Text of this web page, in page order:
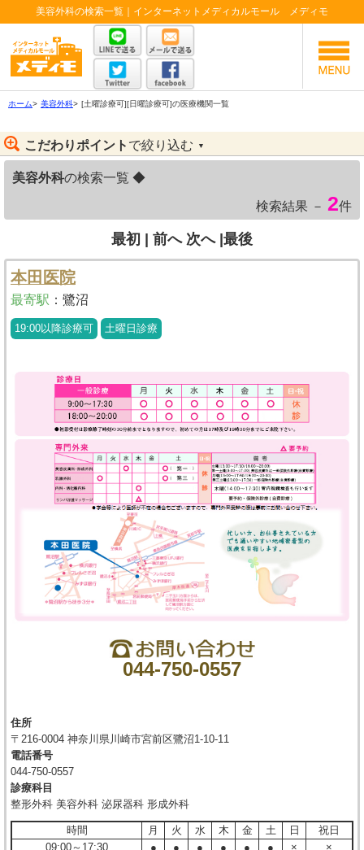
美容外科の検索一覧｜インターネットメディカルモール メディモ
ホーム> 美容外科> [土曜診療可][日曜診療可]の医療機関一覧
こだわりポイント で絞り込む ▼
美容外科の検索一覧 ◆
検索結果 － 2件
最初 | 前へ 次へ|最後
本田医院
最寄駅 ： 鷺沼
19:00以降診療可 土曜日診療
044-750-0557
住所
〒216-0004 神奈川県川崎市宮前区鷺沼1-10-11
電話番号
044-750-0557
診療科目
整形外科 美容外科 泌尿器科 形成外科
時間 月 火 水 木 金 土 日
祝日
09:00～17:30
● ● ● ● ● ● ×
×